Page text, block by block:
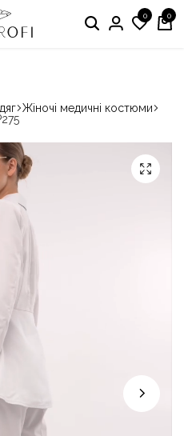
медичного одягу» 0 0
Жіночі медичні костюми